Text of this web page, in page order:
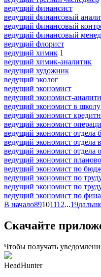
ведущий финансист
ведущий финансовый
ведущий финансовый
ведущий финансовый
ведущий флорист
ведущий химик 1
ведущий химик-аналитик
ведущий художник
ведущий эколог
ведущий экономист
ведущий экономист-
ведущий экономист в школу
ведущий экономист
ведущий экономист
ведущий экономист отдела
ведущий экономист отдела
ведущий экономист отдела
ведущий экономист
ведущий экономист по
ведущий экономист по
ведущий экономист по
ведущий экономист по
В начало89101112...19
Скачайте
Чтобы получать
HeadHunter